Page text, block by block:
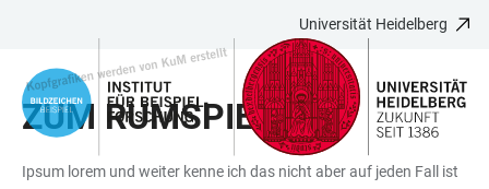
ZUR
BARRIEREFREIHEIT
Universität Heidelberg
ZUM RUMSPIELEN
Ipsum lorem und weiter kenne ich das nicht aber auf jeden Fall ist